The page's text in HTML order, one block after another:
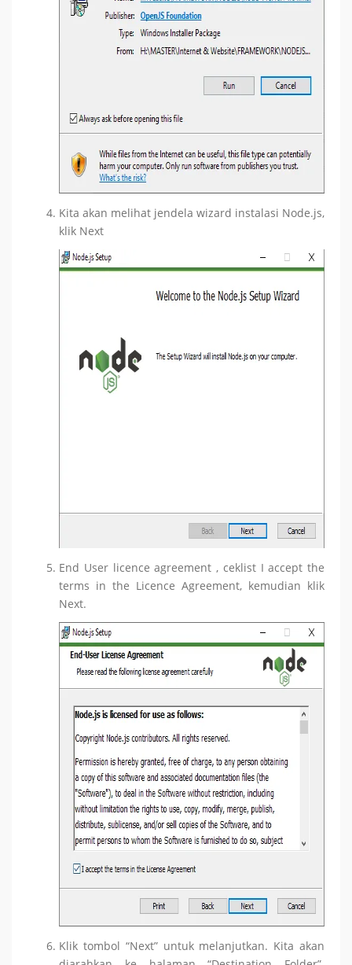
Kita akan melihat jendela wizard instalasi Node.js,
klik Next
End User licence agreement , ceklist I accept the
terms in the Licence Agreement, kemudian klik
Next.
Klik tombol “Next” untuk melanjutkan. Kita akan